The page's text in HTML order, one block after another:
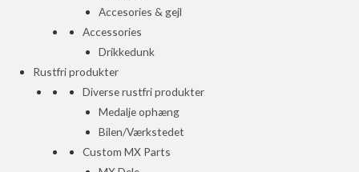
Accesories & gejl
Accessories
Drikkedunk
Rustfri produkter
Diverse rustfri produkter
Medalje ophæng
Bilen/Værkstedet
Custom MX Parts